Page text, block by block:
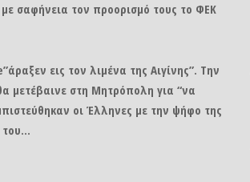
σαφήνεια τον προορισμό τους το ΦΕΚ
εις τον λιμένα της Αιγίνης”. Την
μετέβαινε στη Μητρόπολη για “να
οι Έλληνες με την ψήφο της
του…